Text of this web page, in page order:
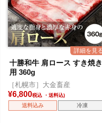
十勝和牛 肩ロース すき焼き
用 360g
［札幌市］大金畜産
¥6,800税込
送料込み 冷凍